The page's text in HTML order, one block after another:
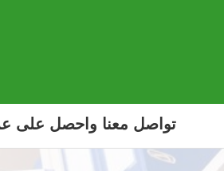
تواصل معنا واحصل على